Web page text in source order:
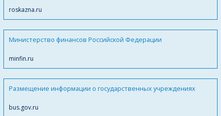
roskazna.ru
Министерство финансов Российской Федерации
minfin.ru
Размещение информации о государственных учреждениях
bus.gov.ru